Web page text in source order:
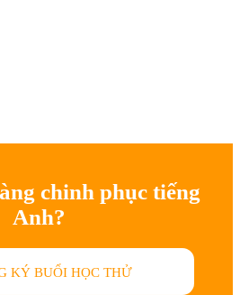
chinh phục tiếng
Anh?
KÝ BUỔI HỌC THỬ